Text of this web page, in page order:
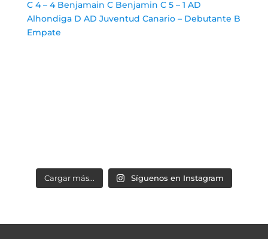
Cargar más... Síguenos en Instagram